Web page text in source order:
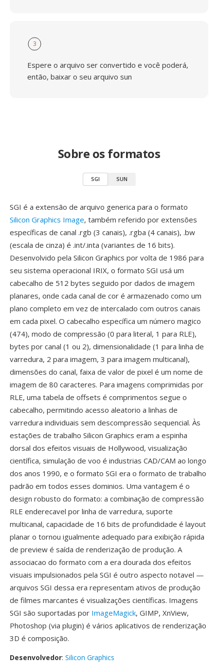
3
Espere o arquivo ser convertido e você poderá,
então, baixar o seu arquivo sun
Sobre os formatos
SGI SUN
SGI é a extensão de arquivo generica para o formato
Silicon Graphics Image, também referido por extensões
específicas de canal .rgb (3 canais), .rgba (4 canais), .bw
(escala de cinza) é .int/.inta (variantes de 16 bits).
Desenvolvido pela Silicon Graphics por volta de 1986 para
seu sistema operacional IRIX, o formato SGI usá um
cabecalho de 512 bytes seguido por dados de imagem
planares, onde cada canal de cor é armazenado como um
plano completo em vez de intercalado com outros canais
em cada pixel. O cabecalho específica um número magico
(474), modo de compressão (0 para literal, 1 para RLE),
bytes por canal (1 ou 2), dimensionalidade (1 para linha de
varredura, 2 para imagem, 3 para imagem multicanal),
dimensões do canal, faixa de valor de pixel é um nome de
imagem de 80 caracteres. Para imagens comprimidas por
RLE, uma tabela de offsets é comprimentos segue o
cabecalho, permitindo acesso aleatorio a linhas de
varredura individuais sem descompressão sequencial. Às
estações de trabalho Silicon Graphics eram a espinha
dorsal dos efeitos visuais de Hollywood, visualização
científica, simulação de voo é industrias CAD/CAM ao longo
dos anos 1990, e o formato SGI era o formato de trabalho
padrão em todos esses dominios. Uma vantagem é o
design robusto do formato: a combinação de compressão
RLE enderecavel por linha de varredura, suporte
multicanal, capacidade de 16 bits de profundidade é layout
planar o tornou igualmente adequado para exibição rápida
de preview é saída de renderização de produção. A
associacao do formato com a era dourada dos efeitos
visuais impulsionados pela SGI é outro aspecto notavel —
arquivos SGI dessa era representam ativos de produção
de filmes marcantes é visualizações científicas. Imagens
SGI são suportadas por ImageMagick, GIMP, XnView,
Photoshop (via plugin) é vários aplicativos de renderização
3D é composição.
Desenvolvedor: Silicon Graphics